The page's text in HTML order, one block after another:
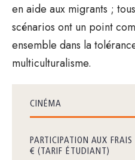
en aide aux migrants ;
scénarios ont un point
ensemble dans la
multiculturalisme.
CINÉMA
PARTICIPATION AUX
€ (TARIF ÉTUDIANT)